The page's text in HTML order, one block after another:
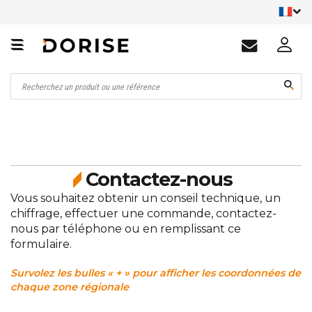
Contactez-nous
Vous souhaitez obtenir un conseil technique, un
chiffrage, effectuer une commande, contactez-
nous par téléphone ou en remplissant ce
formulaire.
Survolez les bulles « + » pour afficher les coordonnées de
chaque zone régionale